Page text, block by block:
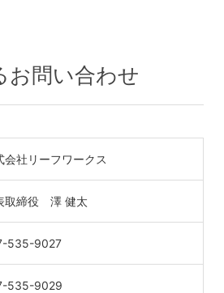
お問い合わせ
会社リーフワークス
取締役 澤 健太
535-9027
535-9029